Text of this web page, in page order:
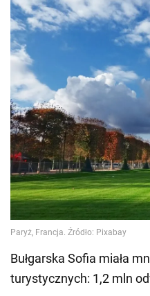
Bułgarska Sofia miała
turystycznych: 1,2 mln